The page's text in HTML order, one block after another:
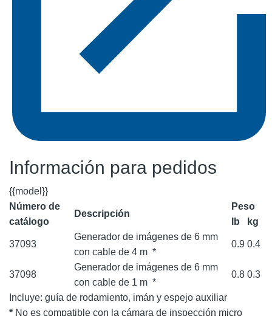
Información para pedidos
{{model}}
Número de
catálogo
Descripción
Peso
lb
kg
37093
Generador de imágenes de 6 mm
con cable de 4 m *
0.9 0.4
37098
Generador de imágenes de 6 mm
con cable de 1 m *
0.8 0.3
Incluye: guía de rodamiento, imán y espejo auxiliar
* No es compatible con la cámara de inspección micro